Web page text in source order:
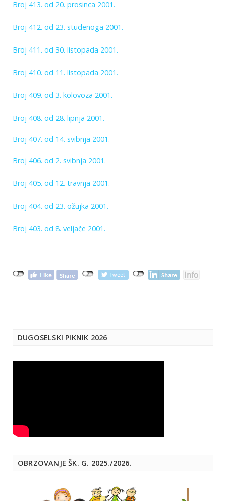
Broj 413. od 20. prosinca 2001.
Broj 412. od 23. studenoga 2001.
Broj 411. od 30. listopada 2001.
Broj 410. od 11. listopada 2001.
Broj 409. od 3. kolovoza 2001.
Broj 408. od 28. lipnja 2001.
Broj 407. od 14. svibnja 2001.
Broj 406. od 2. svibnja 2001.
Broj 405. od 12. travnja 2001.
Broj 404. od 23. ožujka 2001.
Broj 403. od 8. veljače 2001.
DUGOSELSKI PIKNIK 2026
OBRZOVANJE ŠK. G. 2025./2026.